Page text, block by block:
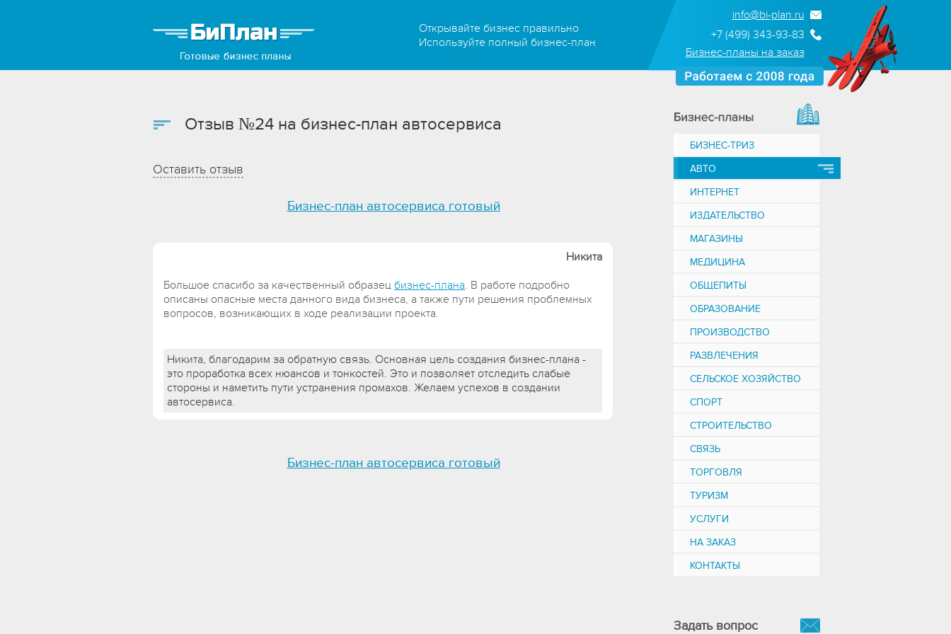
Открывайте бизнес правильно
Используйте полный бизнес-план
info@bi-plan.ru
+7 (499) 343-93-83
Бизнес-планы на заказ
Отзыв №24 на бизнес-план автосервиса
Оставить отзыв
Бизнес-план автосервиса готовый
Никита
Большое спасибо за качественный образец бизнес-плана. В работе подробно
описаны опасные места данного вида бизнеса, а также пути решения проблемных
вопросов, возникающих в ходе реализации проекта.
Никита, благодарим за обратную связь. Основная цель создания бизнес-плана -
это проработка всех нюансов и тонкостей. Это и позволяет отследить слабые
стороны и наметить пути устранения промахов. Желаем успехов в создании
автосервиса.
Бизнес-план автосервиса готовый
БИЗНЕС-ТРИЗ
АВТО
ИНТЕРНЕТ
ИЗДАТЕЛЬСТВО
МАГАЗИНЫ
МЕДИЦИНА
ОБЩЕПИТЫ
ОБРАЗОВАНИЕ
ПРОИЗВОДСТВО
РАЗВЛЕЧЕНИЯ
СЕЛЬСКОЕ ХОЗЯЙСТВО
СПОРТ
СТРОИТЕЛЬСТВО
СВЯЗЬ
ТОРГОВЛЯ
ТУРИЗМ
УСЛУГИ
НА ЗАКАЗ
КОНТАКТЫ
Задать вопрос